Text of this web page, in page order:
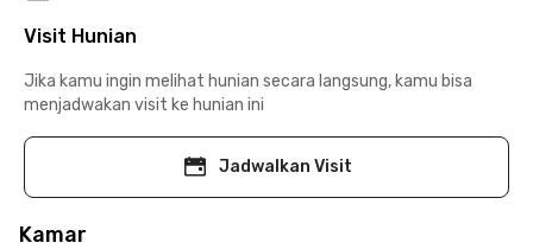
Visit Hunian
Jika kamu ingin melihat hunian secara langsung, kamu bisa
menjadwakan visit ke hunian ini
Jadwalkan Visit
Kamar